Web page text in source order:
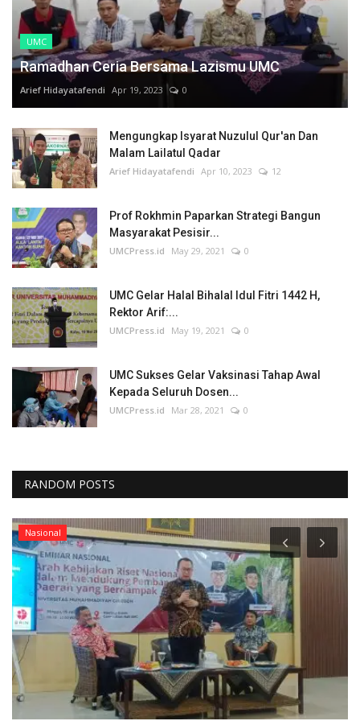
UMC
Ramadhan Ceria Bersama Lazismu UMC
Arief Hidayatafendi Apr 19, 2023 0
Mengungkap Isyarat Nuzulul Qur'an Dan
Malam Lailatul Qadar
Arief Hidayatafendi Apr 10, 2023 12
Prof Rokhmin Paparkan Strategi Bangun
Masyarakat Pesisir...
UMCPress.id May 29, 2021 0
UMC Gelar Halal Bihalal Idul Fitri 1442 H,
Rektor Arif:...
UMCPress.id May 19, 2021 0
UMC Sukses Gelar Vaksinasi Tahap Awal
Kepada Seluruh Dosen...
UMCPress.id Mar 28, 2021 0
RANDOM POSTS
Nasional